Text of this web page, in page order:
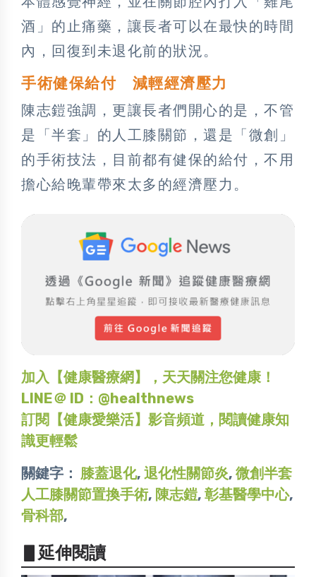
酒」的止痛藥，讓長者可以在最快的時間
內，回復到未退化前的狀況。
手術健保給付 減輕經濟壓力
陳志鎧強調，更讓長者們開心的是，不管
是「半套」的人工膝關節，還是「微創」
的手術技法，目前都有健保的給付，不用
擔心給晚輩帶來太多的經濟壓力。
加入【健康醫療網】，天天關注您健康！
LINE＠ ID：@healthnews
訂閱【健康愛樂活】影音頻道，閱讀健康知
識更輕鬆
關鍵字： 膝蓋退化, 退化性關節炎, 微創半套
人工膝關節置換手術, 陳志鎧, 彰基醫學中心,
骨科部,
▋延伸閱讀